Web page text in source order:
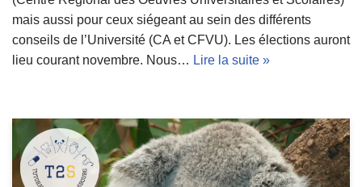
mais aussi pour ceux siégeant au sein des différents
conseils de l’Université (CA et CFVU). Les élections auront
lieu courant novembre. Nous… Lire la suite »